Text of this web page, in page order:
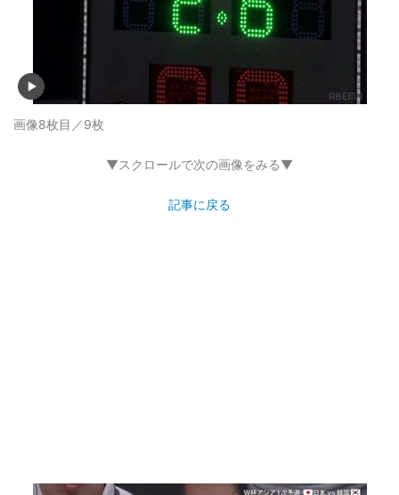
画像8枚目／9枚
▼スクロールで次の画像をみる▼
記事に戻る